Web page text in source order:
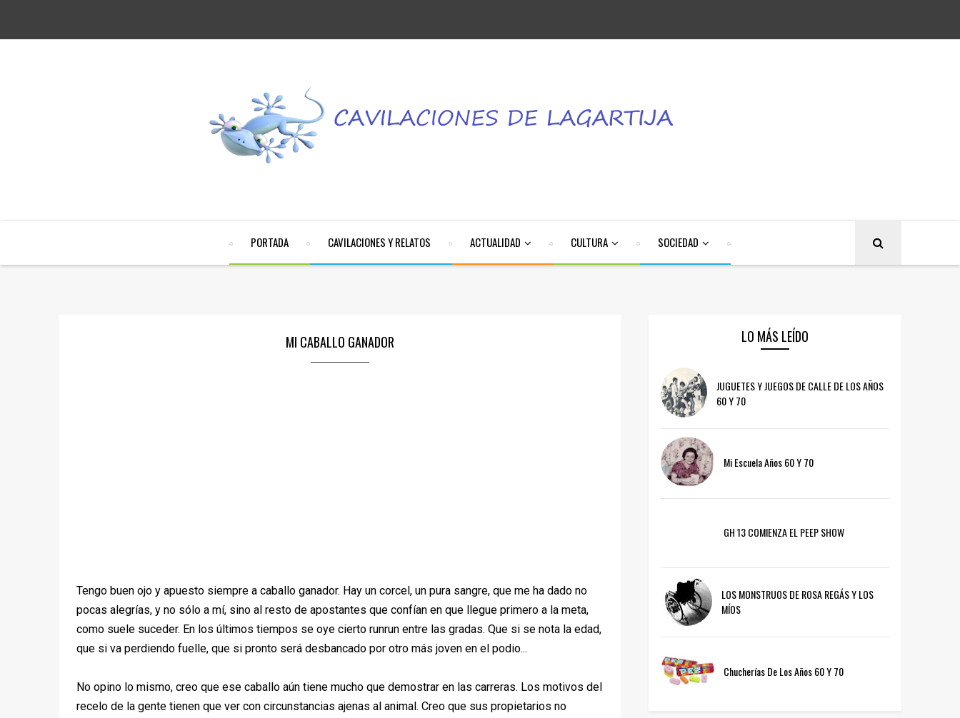
PORTADA CAVILACIONES Y RELATOS ACTUALIDAD CULTURA SOCIEDAD
MI CABALLO GANADOR
Tengo buen ojo y apuesto siempre a caballo ganador. Hay un corcel, un pura sangre, que me ha dado no
pocas alegrías, y no sólo a mí, sino al resto de apostantes que confían en que llegue primero a la meta,
como suele suceder. En los últimos tiempos se oye cierto runrun entre las gradas. Que si se nota la edad,
que si va perdiendo fuelle, que si pronto será desbancado por otro más joven en el podio...
No opino lo mismo, creo que ese caballo aún tiene mucho que demostrar en las carreras. Los motivos del
recelo de la gente tienen que ver con circunstancias ajenas al animal. Creo que sus propietarios no
LO MÁS LEÍDO
JUGUETES Y JUEGOS DE CALLE DE LOS AÑOS
60 Y 70
Mi Escuela Años 60 Y 70
GH 13 COMIENZA EL PEEP SHOW
LOS MONSTRUOS DE ROSA REGÁS Y LOS
MÍOS
Chucherías De Los Años 60 Y 70